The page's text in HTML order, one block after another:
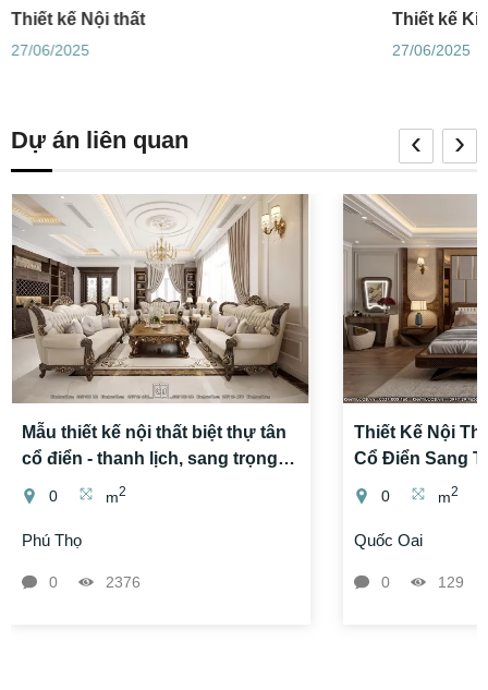
Thiết kế Nội thất
27/06/2025
Thiết kế
27/06/2025
Dự án liên quan
Mẫu thiết kế nội thất biệt thự tân
cổ điển - thanh lịch, sang trọng
và tinh tế
0 m2
Phú Thọ
0 2376
Thiết Kế Nội
Cổ Điển Sang
Trong Từng
0 m2
Quốc Oai
0 129
‹ ›